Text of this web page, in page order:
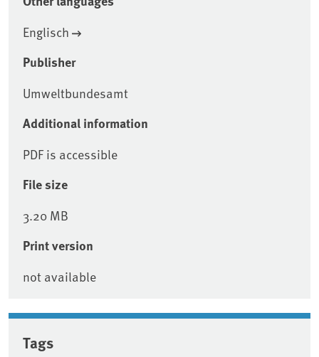
Englisch
Publisher
Umweltbundesamt
Additional information
PDF is accessible
File size
3.20 MB
Print version
not available
Tags